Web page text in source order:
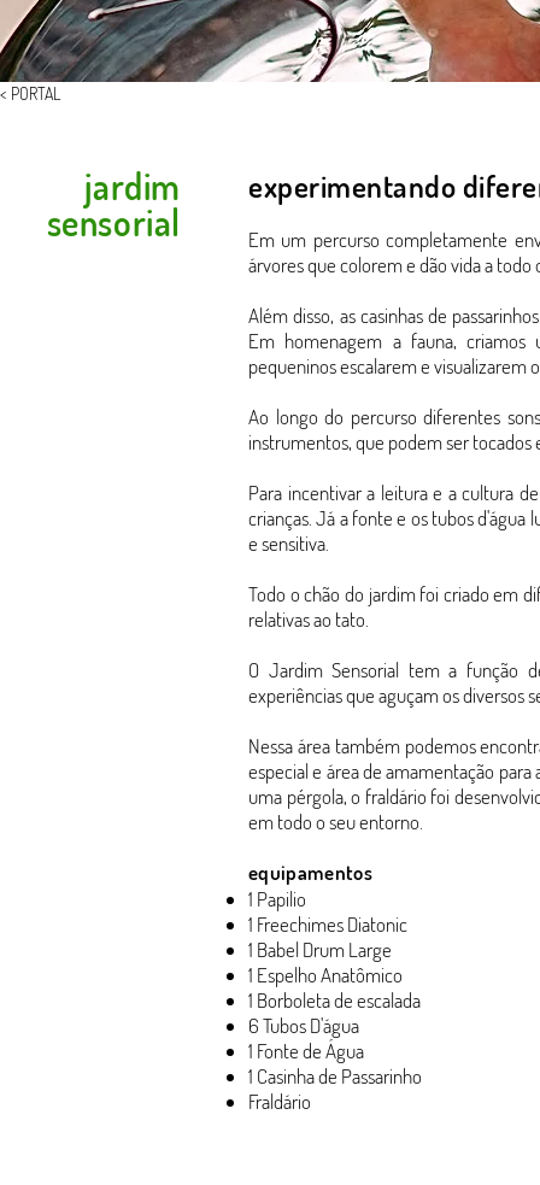
< PORTAL
jardim
sensorial
experimentando
Em um percurso completamente
árvores que colorem e dão vida a
Além disso, as casinhas de
Em homenagem a fauna,
pequeninos escalarem e visualizarem
Ao longo do percurso diferentes
instrumentos, que podem ser
Para incentivar a leitura e a cultura
crianças. Já a fonte e os tubos
e sensitiva.
Todo o chão do jardim foi criado em
relativas ao tato.
O Jardim Sensorial tem a função
experiências que aguçam os diversos
Nessa área também podemos
especial e área de amamentação
uma pérgola, o fraldário foi
em todo o seu entorno.
equipamentos
1 Papilio
1 Freechimes Diatonic
1 Babel Drum Large
1 Espelho Anatômico
1 Borboleta de escalada
6 Tubos D'água
1 Fonte de Água
1 Casinha de Passarinho
Fraldário